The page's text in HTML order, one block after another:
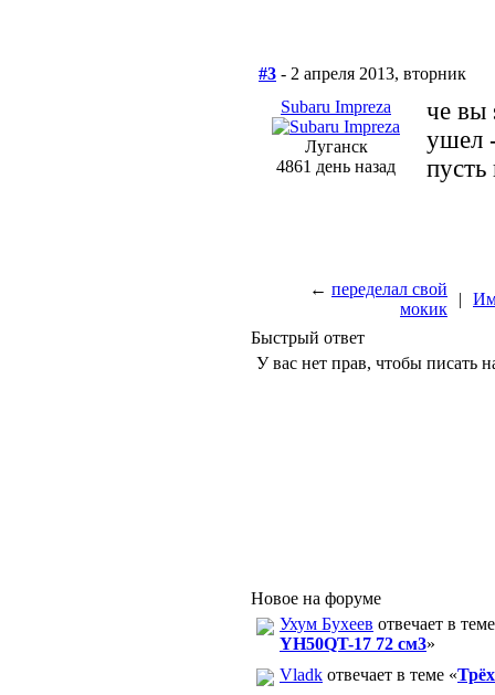
#3 - 2 апреля 2013, вторник
Subaru Impreza
Луганск
4861 день назад
че вы
ушел
← переделал свой
мокик
|
Быстрый ответ
У вас нет прав, чтобы писать
Новое на форуме
Ухум Бухеев отвечает в
YH50QT-17 72 см3»
Vladk отвечает в теме «